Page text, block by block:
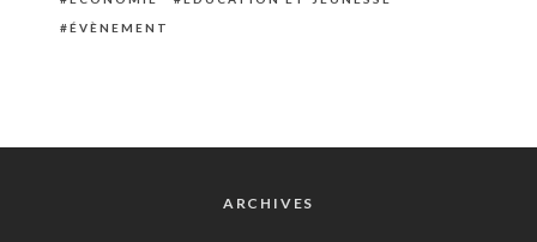
ÉVÈNEMENT
ARCHIVES